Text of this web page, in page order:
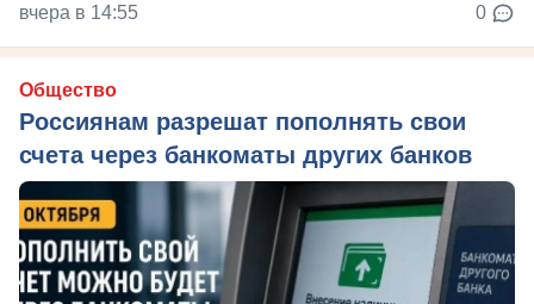
вчера в 14:55 0
Общество
Россиянам разрешат пополнять свои
счета через банкоматы других банков